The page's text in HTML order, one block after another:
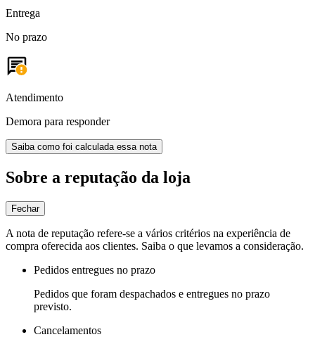
Entrega
No prazo
Atendimento
Demora para responder
Saiba como foi calculada essa nota
Sobre a reputação da loja
Fechar
A nota de reputação refere-se a vários critérios na experiência de
compra oferecida aos clientes. Saiba o que levamos a consideração.
Pedidos entregues no prazo
Pedidos que foram despachados e entregues no prazo
previsto.
Cancelamentos